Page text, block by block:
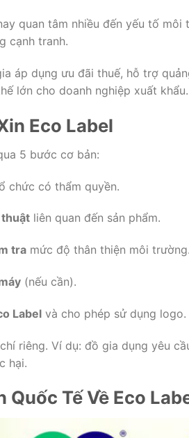
quan tâm nhiều đến yếu tố
cạnh tranh.
áp dụng ưu đãi thuế, hỗ trợ
lớn cho doanh nghiệp xuất khẩu.
Eco Label
5 bước cơ bản:
chức có thẩm quyền.
liên quan đến sản phẩm.
tramức độ thân thiện môi trường.
(nếu cần).
Labelvà cho phép sử dụng logo.
riêng. Ví dụ: đồ gia dụng yêu
hại.
Quốc Tế Về Eco